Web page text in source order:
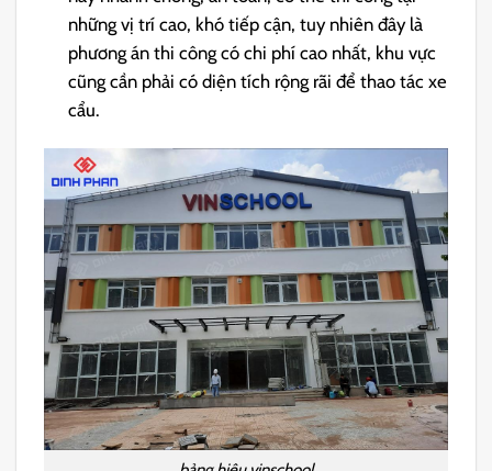
những vị trí cao, khó tiếp cận, tuy nhiên đây là
phương án thi công có chi phí cao nhất, khu vực
cũng cần phải có diện tích rộng rãi để thao tác xe
cẩu.